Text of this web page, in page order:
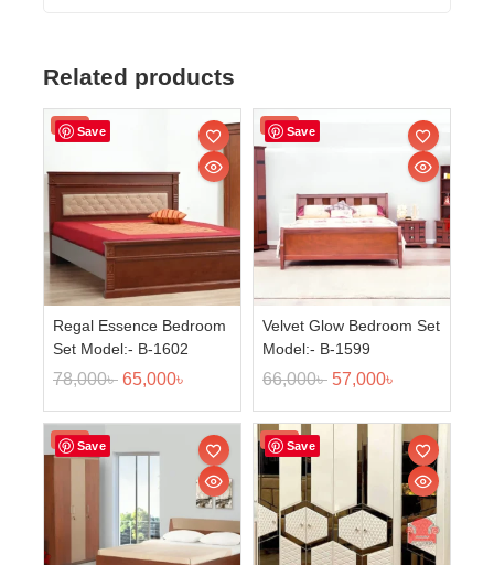
Related products
Save
Sale!
Regal Essence Bedroom
Set Model:- B-1602
78,000৳ 65,000৳
Save
Sale!
Velvet Glow Bedroom Set
Model:- B-1599
66,000৳ 57,000৳
Save
Sale! Save
Sale!